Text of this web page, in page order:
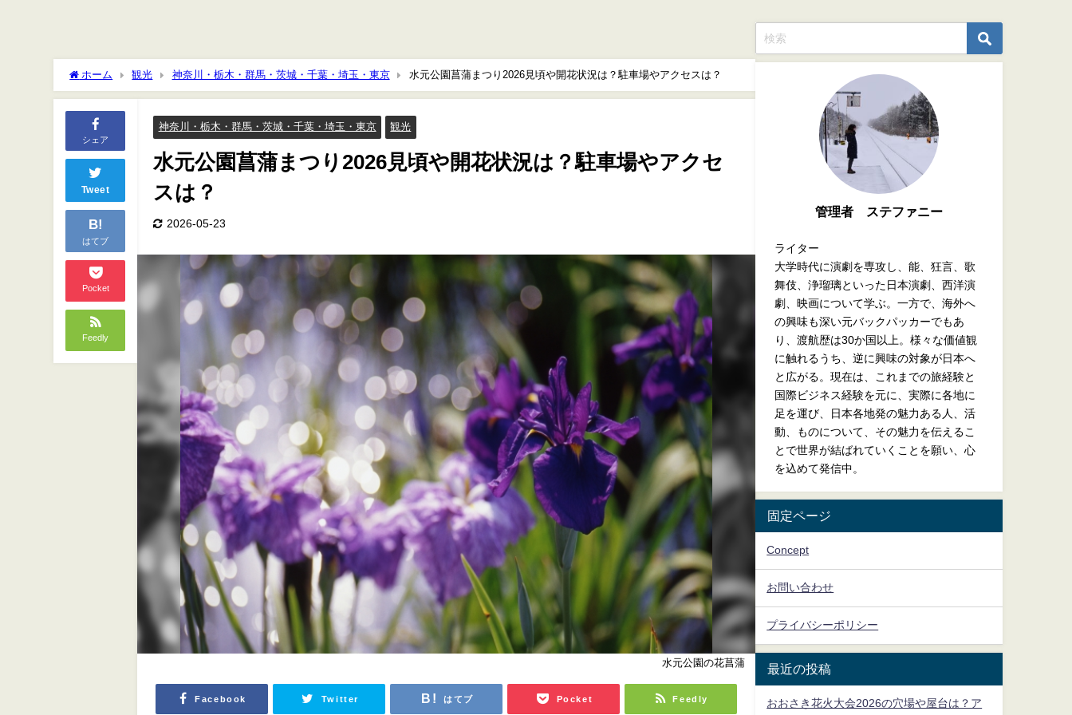
ホーム 観光 神奈川・栃木・群馬・茨城・千葉・埼玉・東京 水元公園菖蒲まつり2026見頃や開花状況は？駐車場やアクセスは？
シェア
Tweet
B!
はてブ
Pocket
Feedly
神奈川・栃木・群馬・茨城・千葉・埼玉・東京 観光
水元公園菖蒲まつり2026見頃や開花状況は？駐車場やアクセ
スは？
2026-05-23
水元公園の花菖蒲
Facebook Twitter はてブ Pocket Feedly
管理者 ステファニー
ライター
大学時代に演劇を専攻し、能、狂言、歌
舞伎、浄瑠璃といった日本演劇、西洋演
劇、映画について学ぶ。一方で、海外へ
の興味も深い元バックパッカーでもあ
り、渡航歴は30か国以上。様々な価値観
に触れるうち、逆に興味の対象が日本へ
と広がる。現在は、これまでの旅経験と
国際ビジネス経験を元に、実際に各地に
足を運び、日本各地発の魅力ある人、活
動、ものについて、その魅力を伝えるこ
とで世界が結ばれていくことを願い、心
を込めて発信中。
固定ページ
Concept
お問い合わせ
プライバシーポリシー
最近の投稿
おおさき花火大会2026の穴場や屋台は？ア